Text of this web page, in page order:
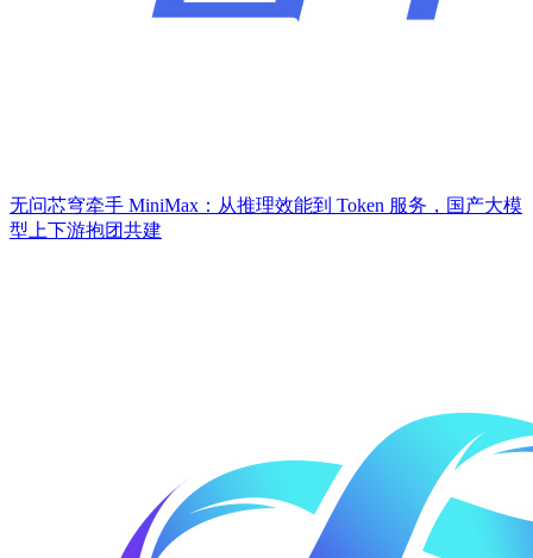
无问芯穹牵手 MiniMax：从推理效能到 Token 服务，国产大模
型上下游抱团共建